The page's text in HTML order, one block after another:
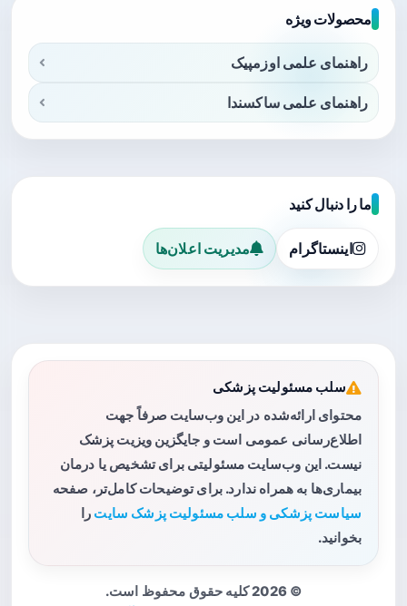
محصولات ویژه
راهنمای علمی اوزمپیک
راهنمای علمی ساکسندا
ما را دنبال کنید
اینستاگرام مدیریت اعلان‌ها
سلب مسئولیت پزشکی
محتوای ارائه‌شده در این وب‌سایت صرفاً جهت
اطلاع‌رسانی عمومی است و جایگزین ویزیت پزشک
نیست. این وب‌سایت مسئولیتی برای تشخیص یا درمان
بیماری‌ها به همراه ندارد. برای توضیحات کامل‌تر، صفحه
سیاست پزشکی و سلب مسئولیت پزشک سایت را
بخوانید.
© 2026 کلیه حقوق محفوظ است.